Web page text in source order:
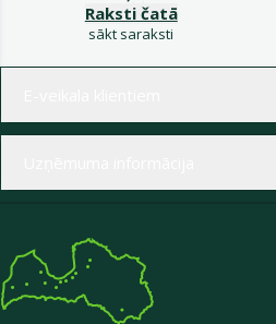
Raksti čatā
sākt saraksti